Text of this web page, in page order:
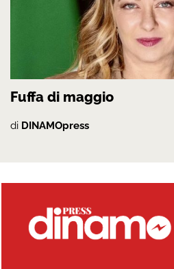
Fuffa di maggio
di DINAMOpress